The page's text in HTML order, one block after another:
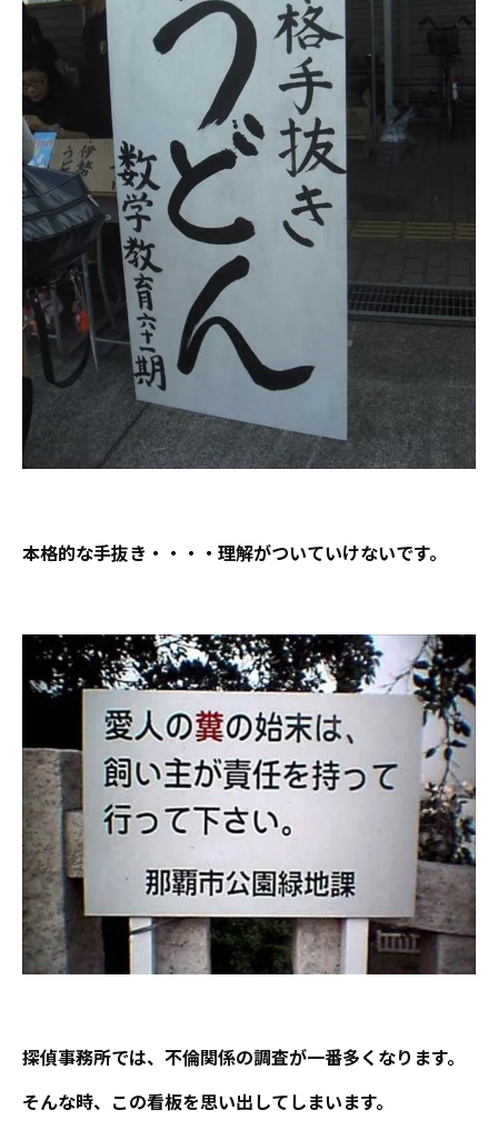
本格的な手抜き・・・・理解がついていけないです。
探偵事務所では、不倫関係の調査が一番多くなります。
そんな時、この看板を思い出してしまいます。